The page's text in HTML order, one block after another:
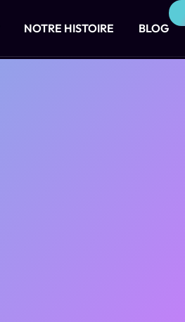
NOTRE HISTOIRE BLOG